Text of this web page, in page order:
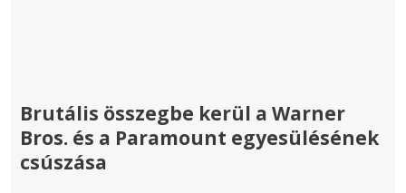
Brutális összegbe kerül a Warner
Bros. és a Paramount egyesülésének
csúszása